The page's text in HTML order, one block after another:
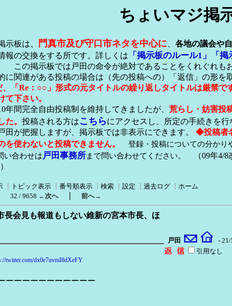
ちょいマジ掲
示板は、 門真市及び守口市ネタを中心に、 各地の議会や
報の交換をする所です。詳しくは
「掲示板のルール1」 「
この掲示板では戸田の命令が絶対であることをくれぐれも
に関連がある投稿の場合は（先の投稿への）「返信」の形を
、「Re：○○」形式の元タイトルの繰り返しタイトルは厳禁で
て下さい。
年間完全自由投稿制を維持してきましたが、 荒らし・妨害投
た。 投稿される方はこちらにアクセスし、所定の手続きを
田が把握しますが、掲示板では非表示にできます。 ◆投稿者
を使わないと投稿できません。
登録・投稿についての分かり
い合わせは戸田事務所まで問い合わせてください。 （09年
トピック表示 番号順表示 検索 設定 過去ログ
ホーム
32 / 9658 ←次へ｜ 前へ→
長会見も報道もしない維新の宮本市長、ほ
戸田 -
twitter.com/dx0e7uvmI8dXeFY
ーーーーーーーーーーー
引用なし